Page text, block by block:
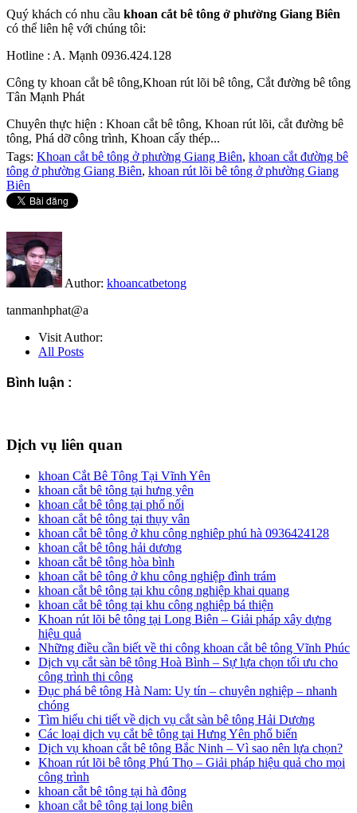
Quý khách có nhu cầu khoan cắt bê tông ở phường Giang Biên
có thể liên hệ với chúng tôi:
Hotline : A. Mạnh 0936.424.128
Công ty khoan cắt bê tông,Khoan rút lõi bê tông, Cắt đường bê tông
Tân Mạnh Phát
Chuyên thực hiện : Khoan cắt bê tông, Khoan rút lõi, cắt đường bê
tông, Phá dỡ công trình, Khoan cấy thép...
Tags: Khoan cắt bê tông ở phường Giang Biên, khoan cắt đường bê
tông ở phường Giang Biên, khoan rút lõi bê tông ở phường Giang
Biên
Author: khoancatbetong
tanmanhphat@a
Visit Author:
All Posts
Bình luận :
Dịch vụ liên quan
khoan Cắt Bê Tông Tại Vĩnh Yên
khoan cắt bê tông tại hưng yên
khoan cắt bê tông tại phố nối
khoan cắt bê tông tại thụy vân
khoan cắt bê tông ở khu công nghiêp phú hà 0936424128
khoan cắt bê tông hải dương
khoan cắt bê tông hòa bình
khoan cắt bê tông ở khu công nghiệp đình trám
khoan cắt bê tông tại khu công nghiệp khai quang
khoan cắt bê tông tại khu công nghiệp bá thiện
Khoan rút lõi bê tông tại Long Biên – Giải pháp xây dựng
hiệu quả
Những điều cần biết về thi công khoan cắt bê tông Vĩnh Phúc
Dịch vụ cắt sàn bê tông Hoà Bình – Sự lựa chọn tối ưu cho
công trình thi công
Đục phá bê tông Hà Nam: Uy tín – chuyên nghiệp – nhanh
chóng
Tìm hiểu chi tiết về dịch vụ cắt sàn bê tông Hải Dương
Các loại dịch vụ cắt bê tông tại Hưng Yên phổ biến
Dịch vụ khoan cắt bê tông Bắc Ninh – Vì sao nên lựa chọn?
Khoan rút lõi bê tông Phú Thọ – Giải pháp hiệu quả cho mọi
công trình
khoan cắt bê tông tại hà đông
khoan cắt bê tông tại long biên